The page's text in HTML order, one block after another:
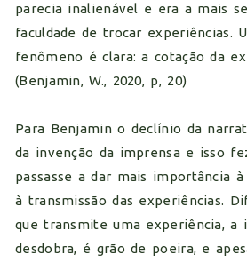
parecia inalienável e era a mais
faculdade de trocar experiências.
fenômeno é clara: a cotação da
(Benjamin, W., 2020, p, 20)
Para Benjamin o declínio da
da invenção da imprensa e isso
passasse a dar mais importância
à transmissão das experiências.
que transmite uma experiência, a
desdobra, é grão de poeira, e